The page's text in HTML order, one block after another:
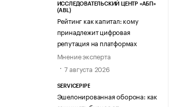
ИССЛЕДОВАТЕЛЬСКИЙ ЦЕНТР «АБП»
(ABL)
Рейтинг как капитал: кому
принадлежит цифровая
репутация на платформах
Мнение эксперта
7 августа 2026
SERVICEPIPE
Эшелонированная оборона: как